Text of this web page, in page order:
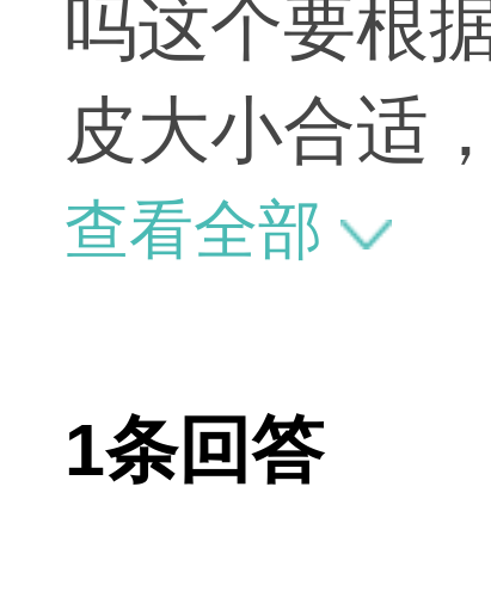
吗这个要根
皮大小合适
就会有很大
查看全部
1条回答